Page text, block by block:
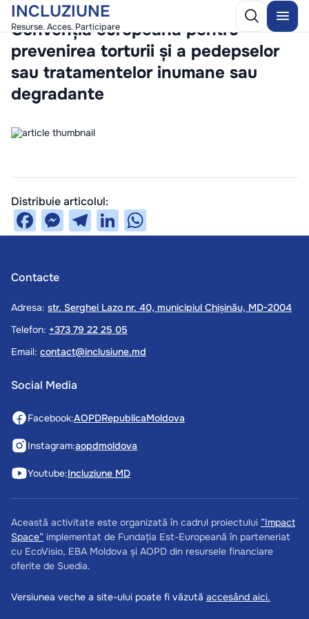
INCLUZIUNE
Resurse. Acces. Participare
/ 25 November 2025
Convenția europeană pentru
prevenirea torturii și a pedepselor
sau tratamentelor inumane sau
degradante
Distribuie articolul:
Facebook
Messenger
Telegram
LinkedIn
Contacte
Adresa: str. Serghei Lazo nr. 40, municipiul Chișinău, MD-2004
Telefon: +373 79 22 25 05
Email: contact@inclusiune.md
Social Media
Facebook:AOPDRepublicaMoldova
Instagram:aopdmoldova
Youtube:Incluziune MD
Această activitate este organizată în cadrul proiectului ”Impact
Space” implementat de Fundația Est-Europeană în parteneriat
cu EcoVisio, EBA Moldova și AOPD din resursele financiare
oferite de Suedia.
Versiunea veche a site-ului poate fi văzută accesând aici.